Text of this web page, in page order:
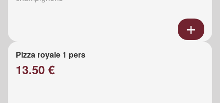
Pizza royale 1 pers
13.50 €